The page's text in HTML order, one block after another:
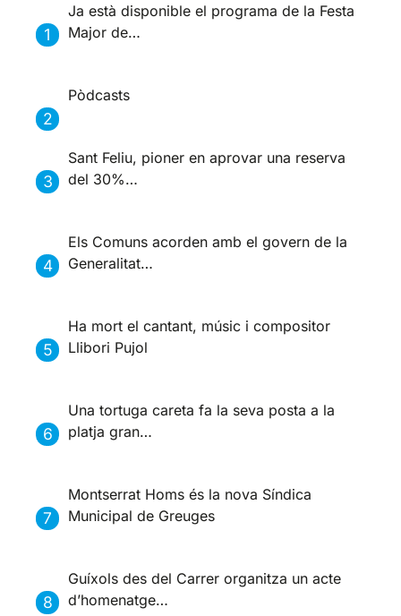
Ja està disponible el programa de la Festa
Major de…
Pòdcasts
Sant Feliu, pioner en aprovar una reserva
del 30%…
Els Comuns acorden amb el govern de la
Generalitat…
Ha mort el cantant, músic i compositor
Llibori Pujol
Una tortuga careta fa la seva posta a la
platja gran…
Montserrat Homs és la nova Síndica
Municipal de Greuges
Guíxols des del Carrer organitza un acte
d’homenatge…